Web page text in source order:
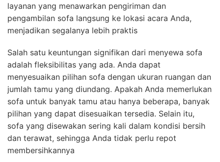
layanan yang menawarkan pengiriman dan
pengambilan sofa langsung ke lokasi acara Anda,
menjadikan segalanya lebih praktis
Salah satu keuntungan signifikan dari menyewa sofa
adalah fleksibilitas yang ada. Anda dapat
menyesuaikan pilihan sofa dengan ukuran ruangan dan
jumlah tamu yang diundang. Apakah Anda memerlukan
sofa untuk banyak tamu atau hanya beberapa, banyak
pilihan yang dapat disesuaikan tersedia. Selain itu,
sofa yang disewakan sering kali dalam kondisi bersih
dan terawat, sehingga Anda tidak perlu repot
membersihkannya